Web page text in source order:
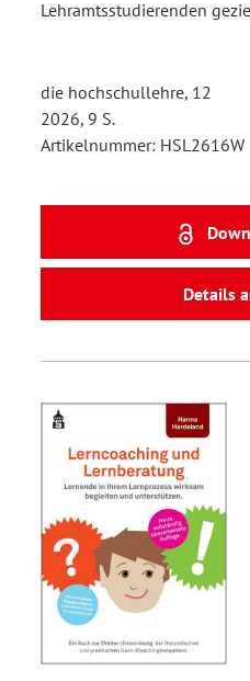
schulische
Lehramtsstudierenden
die hochschullehre, 12
2026, 9 S.
Artikelnummer: HSL2616W
Details